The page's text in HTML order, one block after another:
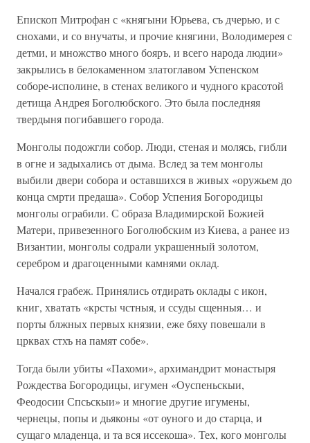
Епископ Митрофан с «княгыни Юрьева, съ дчерью, и с
снохами, и со внучаты, и прочие княгини, Володимерея с
детми, и множство много бояръ, и всего народа людии»
закрылись в белокаменном златоглавом Успенском
соборе-исполине, в стенах великого и чудного красотой
детища Андрея Боголюбского. Это была последняя
твердыня погибавшего города.
Монголы подожгли собор. Люди, стеная и молясь, гибли
в огне и задыхались от дыма. Вслед за тем монголы
выбили двери собора и оставшихся в живых «оружьем до
конца смрти предаша». Собор Успения Богородицы
монголы ограбили. С образа Владимирской Божией
Матери, привезенного Боголюбским из Киева, а ранее из
Византии, монголы содрали украшенный золотом,
серебром и драгоценными камнями оклад.
Начался грабеж. Принялись отдирать оклады с икон,
книг, хватать «крсты чстныя, и ссуды сщенныя… и
порты блжных первых князии, еже бяху повешали в
црквах стхъ на памят собе».
Тогда были убиты «Пахоми», архимандрит монастыря
Рождества Богородицы, игумен «Оуспеньскыи,
Феодосии Спсьскыи» и многие другие игумены,
чернецы, попы и дьяконы «от оуного и до старца, и
сущаго младенца, и та вся иссекоша». Тех, кого монголы